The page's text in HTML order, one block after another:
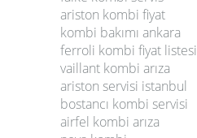
ariston kombi fiyat
kombi bakımı ankara
ferroli kombi fiyat listesi
vaillant kombi arıza
ariston servisi istanbul
bostancı kombi servisi
airfel kombi arıza